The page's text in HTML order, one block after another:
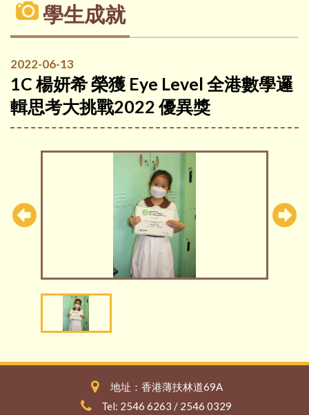
學生成就
2022-06-13
1C 楊妍希 榮獲 Eye Level 全港數學邏
輯思考大挑戰2022 優異獎
地址：香港薄扶林道69A
Tel: 2546 6263 / 2546 0329